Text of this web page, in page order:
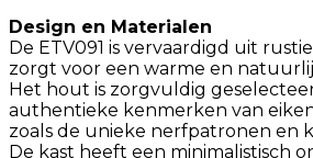
Design en Materialen
De ETV091 is vervaardigd uit
zorgt voor een warme en
Het hout is zorgvuldig
authentieke kenmerken van
zoals de unieke nerfpatronen en
De kast heeft een minimalistisch